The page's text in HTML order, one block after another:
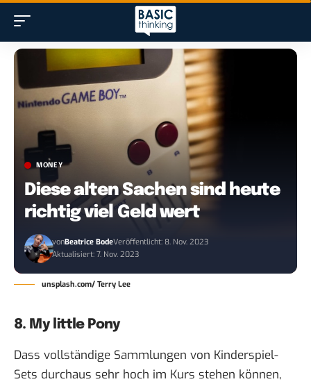
MONEY
Diese alten Sachen sind heute
richtig viel Geld wert
vonBeatrice BodeVeröffentlicht: 8. Nov. 2023
Aktualisiert: 7. Nov. 2023
unsplash.com/ Terry Lee
8. My little Pony
Dass vollständige Sammlungen von Kinderspiel-
Sets durchaus sehr hoch im Kurs stehen können,